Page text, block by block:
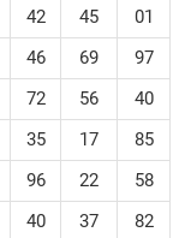
42 45
01
46 69 97
72 56
40
35 17 85
96 22
58
40 37 82